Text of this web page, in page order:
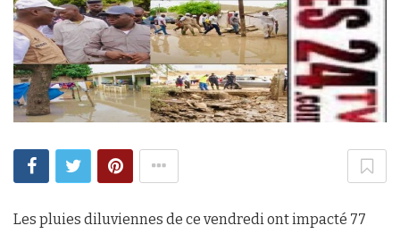
Les pluies diluviennes de ce vendredi ont impacté 77